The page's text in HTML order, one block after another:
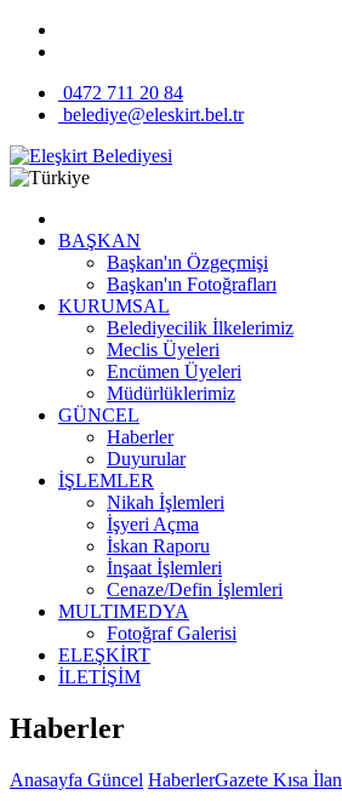
0472 711 20 84
belediye@eleskirt.bel.tr
BAŞKAN
Başkan'ın Özgeçmişi
Başkan'ın Fotoğrafları
KURUMSAL
Belediyecilik İlkelerimiz
Meclis Üyeleri
Encümen Üyeleri
Müdürlüklerimiz
GÜNCEL
Haberler
Duyurular
İŞLEMLER
Nikah İşlemleri
İşyeri Açma
İskan Raporu
İnşaat İşlemleri
Cenaze/Defin İşlemleri
MULTIMEDYA
Fotoğraf Galerisi
ELEŞKİRT
İLETİŞİM
Haberler
Anasayfa Güncel HaberlerGazete Kısa İlan